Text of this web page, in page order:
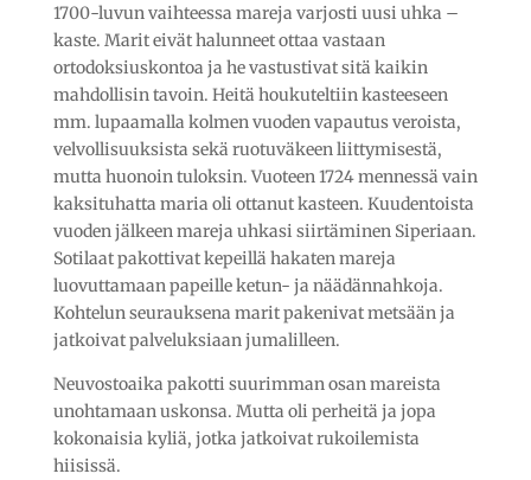
1700-luvun vaihteessa mareja varjosti uusi uhka –
kaste. Marit eivät halunneet ottaa vastaan
ortodoksiuskontoa ja he vastustivat sitä kaikin
mahdollisin tavoin. Heitä houkuteltiin kasteeseen
mm. lupaamalla kolmen vuoden vapautus veroista,
velvollisuuksista sekä ruotuväkeen liittymisestä,
mutta huonoin tuloksin. Vuoteen 1724 mennessä vain
kaksituhatta maria oli ottanut kasteen. Kuudentoista
vuoden jälkeen mareja uhkasi siirtäminen Siperiaan.
Sotilaat pakottivat kepeillä hakaten mareja
luovuttamaan papeille ketun- ja näädännahkoja.
Kohtelun seurauksena marit pakenivat metsään ja
jatkoivat palveluksiaan jumalilleen.
Neuvostoaika pakotti suurimman osan mareista
unohtamaan uskonsa. Mutta oli perheitä ja jopa
kokonaisia kyliä, jotka jatkoivat rukoilemista
hiisissä.